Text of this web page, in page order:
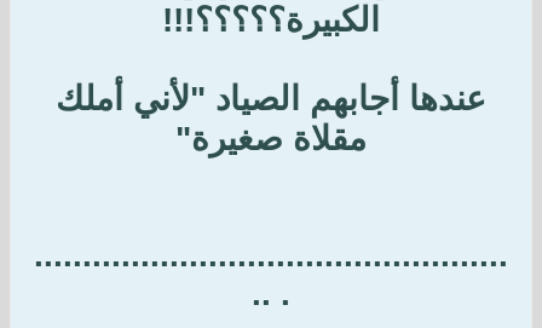
الكبيرة؟؟؟؟؟!!!
عندها أجابهم الصياد "لأني أملك
مقلاة صغيرة"
.................................................
. ..